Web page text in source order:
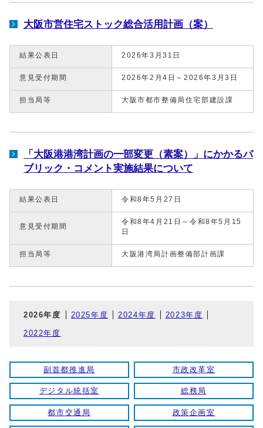
大阪市営住宅ストック総合活用計画（案）
結果公表日 2026年3月31日
意見受付期間 2026年2月4日～2026年3月3日
担当局等 大阪市都市整備局住宅部建設課
「大阪港港湾計画の一部変更（素案）」にかかるパ
ブリック・コメント実施結果について
結果公表日 令和8年5月27日
意見受付期間
令和8年4月21日～令和8年5月15
日
担当局等 大阪港湾局計画整備部計画課
2026年度 2025年度 2024年度 2023年度
2022年度
副首都推進局 市政改革室
デジタル統括室 総務局
都市交通局 政策企画室